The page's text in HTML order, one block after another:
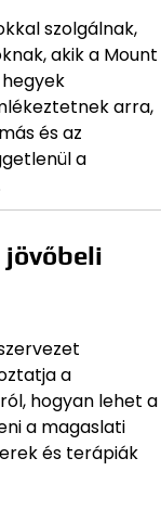
szolgálnak,
akik a Mount
arra,
és az
a
jövőbeli
a
hogyan lehet a
a magaslati
és terápiák